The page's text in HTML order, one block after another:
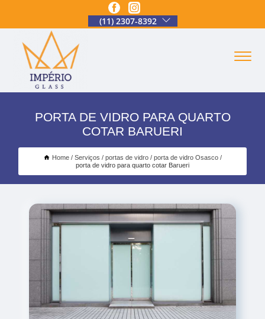
(11) 2307-8392
PORTA DE VIDRO PARA QUARTO
COTAR BARUERI
Home Serviços portas de vidro
porta de vidro Osasco
porta de vidro para quarto cotar Barueri